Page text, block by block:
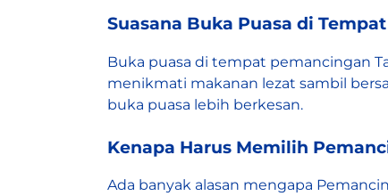
Suasana Buka Puasa di
Buka puasa di tempat pemancingan
menikmati makanan lezat sambil
buka puasa lebih berkesan.
Kenapa Harus Memilih
Ada banyak alasan mengapa